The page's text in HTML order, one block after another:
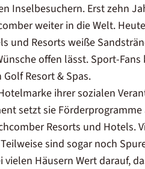
Inselbesuchern. Erst zehn
weiter in die Welt.
und Resorts weiße
offen lässt. Sport-
Resort & Spas.
ihrer sozialen
setzt sie
Resorts und Hotels.
sind sogar noch
Häusern Wert darauf,